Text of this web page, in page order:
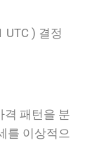
) 결정
격 패턴을 분
를 이상적으